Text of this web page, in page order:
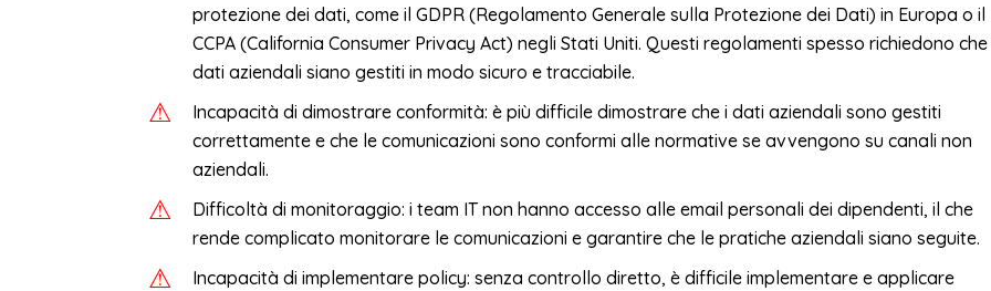
protezione dei dati, come il GDPR (Regolamento Generale sulla Protezione dei Dati) in Europa o il
CCPA (California Consumer Privacy Act) negli Stati Uniti. Questi regolamenti spesso richiedono che
dati aziendali siano gestiti in modo sicuro e tracciabile.
Incapacità di dimostrare conformità: è più difficile dimostrare che i dati aziendali sono gestiti
correttamente e che le comunicazioni sono conformi alle normative se avvengono su canali non
aziendali.
Difficoltà di monitoraggio: i team IT non hanno accesso alle email personali dei dipendenti, il che
rende complicato monitorare le comunicazioni e garantire che le pratiche aziendali siano seguite.
Incapacità di implementare policy: senza controllo diretto, è difficile implementare e applicare